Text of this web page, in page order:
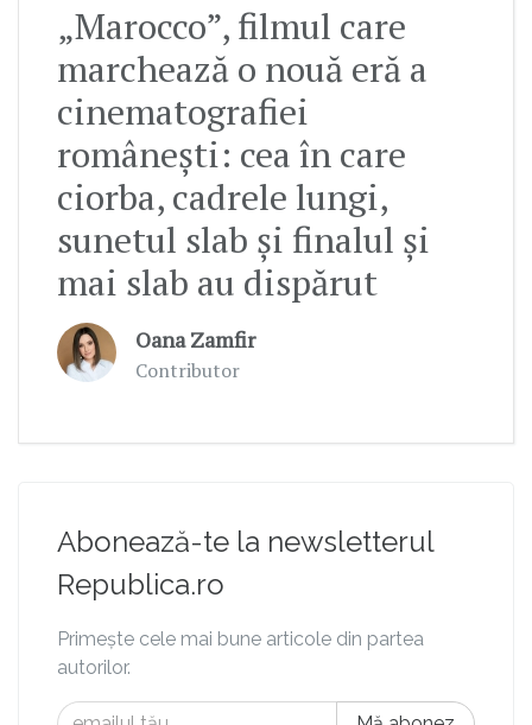
„Marocco”, filmul care
marchează o nouă eră a
cinematografiei
românești: cea în care
ciorba, cadrele lungi,
sunetul slab și finalul și
mai slab au dispărut
Oana Zamfir
Contributor
Abonează-te la newsletterul
Republica.ro
Primește cele mai bune articole din partea
autorilor.